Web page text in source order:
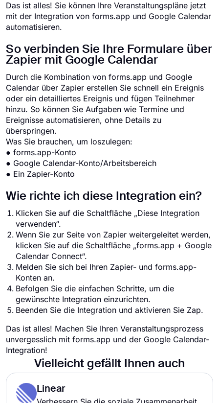
Das ist alles! Sie können Ihre Veranstaltungspläne jetzt
mit der Integration von forms.app und Google Calendar
automatisieren.
So verbinden Sie Ihre Formulare über
Zapier mit Google Calendar
Durch die Kombination von forms.app und Google
Calendar über Zapier erstellen Sie schnell ein Ereignis
oder ein detailliertes Ereignis und fügen Teilnehmer
hinzu. So können Sie Aufgaben wie Termine und
Ereignisse automatisieren, ohne Details zu
überspringen.
Was Sie brauchen, um loszulegen:
● forms.app-Konto
● Google Calendar-Konto/Arbeitsbereich
● Ein Zapier-Konto
Wie richte ich diese Integration ein?
Klicken Sie auf die Schaltfläche „Diese Integration
verwenden“.
Wenn Sie zur Seite von Zapier weitergeleitet werden,
klicken Sie auf die Schaltfläche „forms.app + Google
Calendar Connect“.
Melden Sie sich bei Ihren Zapier- und forms.app-
Konten an.
Befolgen Sie die einfachen Schritte, um die
gewünschte Integration einzurichten.
Beenden Sie die Integration und aktivieren Sie Zap.
Das ist alles! Machen Sie Ihren Veranstaltungsprozess
unvergesslich mit forms.app und der Google Calendar-
Integration!
Vielleicht gefällt Ihnen auch
Linear